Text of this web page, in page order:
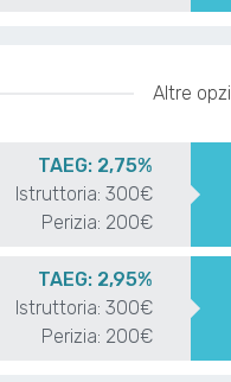
Altre
TAEG: 2,75%
Istruttoria: 300€
Perizia: 200€
TAEG: 2,95%
Istruttoria: 300€
Perizia: 200€